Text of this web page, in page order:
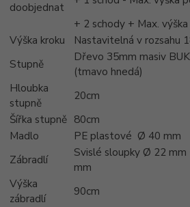
doobjednat
+ 2 schody + Max.
Výška kroku
Nastavitelná v rozsahu
Stupně
Dřevo 35mm masiv
(tmavo hnedá)
Hloubka
stupně
20cm
Šířka stupně 80cm
Madlo
PE plastové Ø 40 mm
Zábradlí
Svislé sloupky Ø 22
mm
Výška
zábradlí
90cm